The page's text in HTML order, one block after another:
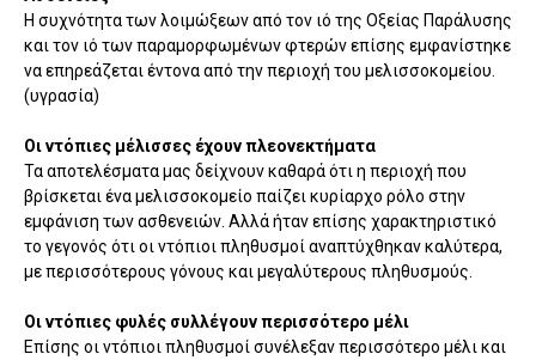
Η συχνότητα των λοιμώξεων από τον ιό της Οξείας Παράλυσης
και τον ιό των παραμορφωμένων φτερών επίσης εμφανίστηκε
να επηρεάζεται έντονα από την περιοχή του μελισσοκομείου.
(υγρασία)
Οι ντόπιες μέλισσες έχουν πλεονεκτήματα
Τα αποτελέσματα μας δείχνουν καθαρά ότι η πε­ριοχή που
βρίσκεται ένα μελισσοκομείο παίζει κυρίαρχο ρόλο στην
εμφάνιση των ασθενειών. Αλλά ήταν επίσης χαρακτηριστικό
το γεγονός ότι οι ντό­πιοι πληθυσμοί αναπτύχθηκαν καλύτερα,
με περισ­σότερους γόνους και μεγαλύτερους πληθυσμούς.
Οι ντόπιες φυλές συλλέγουν περισσότερο μέλι
Επίσης οι ντόπιοι πληθυσμοί συνέλεξαν περισσότερο μέλι και